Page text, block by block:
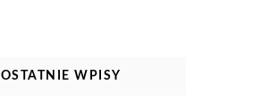
OSTATNIE WPISY